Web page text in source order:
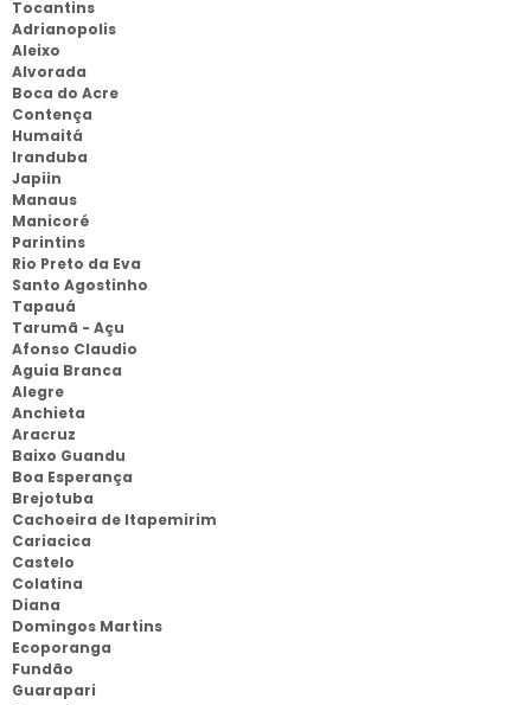
Tocantins
Adrianopolis
Aleixo
Alvorada
Boca do Acre
Contença
Humaitá
Iranduba
Japiin
Manaus
Manicoré
Parintins
Rio Preto da Eva
Santo Agostinho
Tapauá
Tarumã - Açu
Afonso Claudio
Aguia Branca
Alegre
Anchieta
Aracruz
Baixo Guandu
Boa Esperança
Brejotuba
Cachoeira de Itapemirim
Cariacica
Castelo
Colatina
Diana
Domingos Martins
Ecoporanga
Fundão
Guarapari